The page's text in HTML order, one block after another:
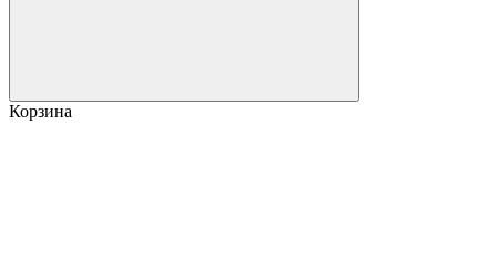
Корзина